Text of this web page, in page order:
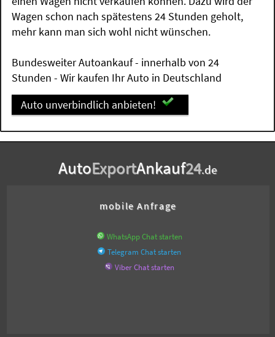
Wagen schon nach spätestens 24 Stunden geholt,
mehr kann man sich wohl nicht wünschen.
Bundesweiter Autoankauf - innerhalb von 24
Stunden - Wir kaufen Ihr Auto in Deutschland
Auto unverbindlich anbieten!
AutoExportAnkauf24.de
mobile Anfrage
WhatsApp Chat starten
Telegram Chat starten
Viber Chat starten